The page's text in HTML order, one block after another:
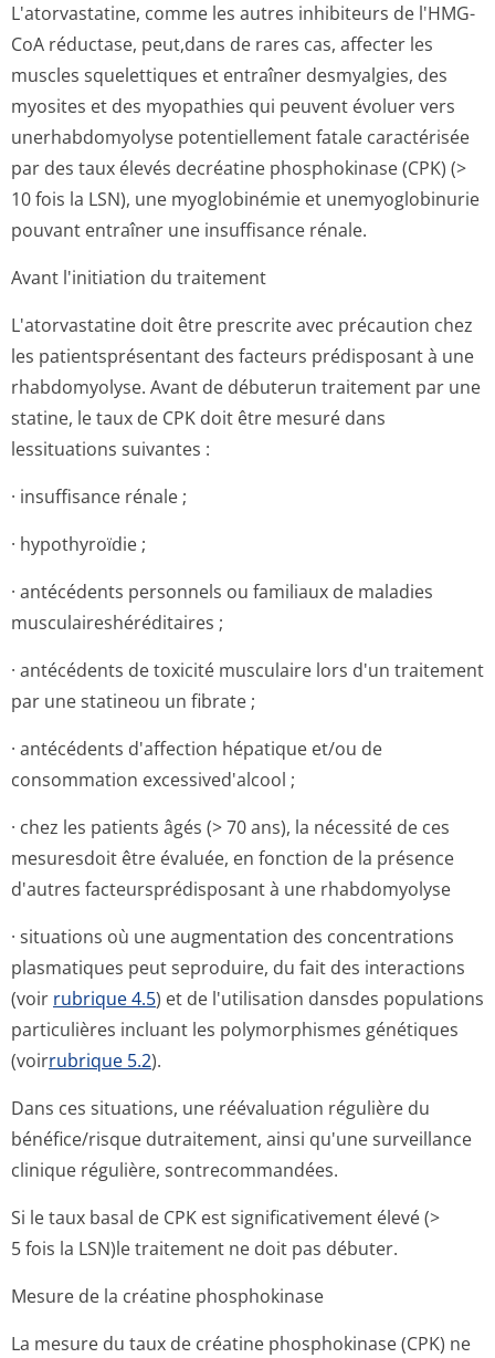
L'atorvastatine, comme les autres inhibiteurs de l'HMG-
CoA réductase, peut,dans de rares cas, affecter les
muscles squelettiques et entraîner desmyalgies, des
myosites et des myopathies qui peuvent évoluer vers
unerhabdomyolyse potentiellement fatale caractérisée
par des taux élevés decréatine phosphokinase (CPK) (>
10 fois la LSN), une myoglobinémie et unemyoglobinurie
pouvant entraîner une insuffisance rénale.
Avant l'initiation du traitement
L'atorvastatine doit être prescrite avec précaution chez
les patientsprésentant des facteurs prédisposant à une
rhabdomyolyse. Avant de débuterun traitement par une
statine, le taux de CPK doit être mesuré dans
lessituations suivantes :
· insuffisance rénale ;
· hypothyroïdie ;
· antécédents personnels ou familiaux de maladies
musculaireshé­réditaires ;
· antécédents de toxicité musculaire lors d'un traitement
par une statineou un fibrate ;
· antécédents d'affection hépatique et/ou de
consommation excessived'alcool ;
· chez les patients âgés (> 70 ans), la nécessité de ces
mesuresdoit être évaluée, en fonction de la présence
d'autres facteursprédis­posant à une rhabdomyolyse
· situations où une augmentation des concentrations
plasmatiques peut seproduire, du fait des interactions
(voir rubrique 4.5) et de l'utilisation dansdes populations
particulières incluant les polymorphismes génétiques
(voirrubrique 5.2).
Dans ces situations, une réévaluation régulière du
bénéfice/risque dutraitement, ainsi qu'une surveillance
clinique régulière, sontrecommandées.
Si le taux basal de CPK est significativement élevé (>
5 fois la LSN)le traitement ne doit pas débuter.
Mesure de la créatine phosphokinase
La mesure du taux de créatine phosphokinase (CPK) ne